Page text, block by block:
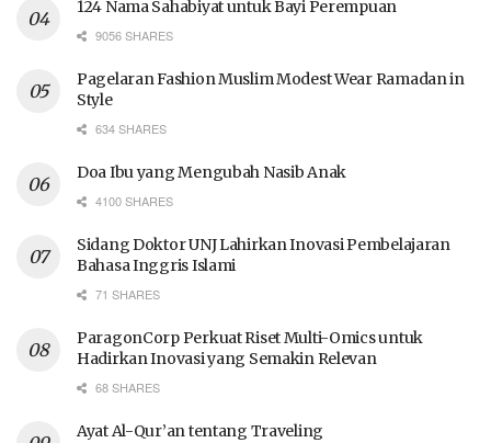
124 Nama Sahabiyat untuk Bayi Perempuan
9056 SHARES
Pagelaran Fashion Muslim Modest Wear Ramadan in
Style
634 SHARES
Doa Ibu yang Mengubah Nasib Anak
4100 SHARES
Sidang Doktor UNJ Lahirkan Inovasi Pembelajaran
Bahasa Inggris Islami
71 SHARES
ParagonCorp Perkuat Riset Multi-Omics untuk
Hadirkan Inovasi yang Semakin Relevan
68 SHARES
Ayat Al-Qur’an tentang Traveling